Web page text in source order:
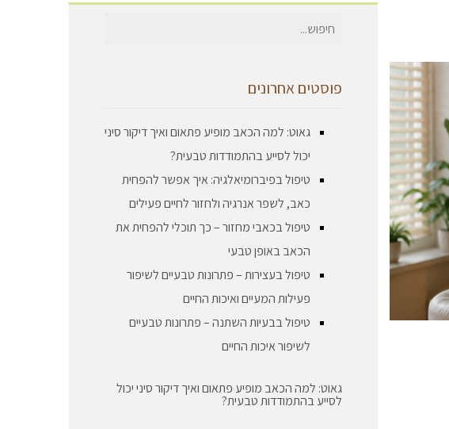
חיפוש
פוסטים אחרונים
גאוט: למה הכאב מופיע פתאום ואיך דיקור סיני
יכול לסייע בהתמודדות טבעית?
טיפול בפיברומיאלגיה: איך אפשר להפחית
כאב, לשפר אנרגיה ולחזור לחיים פעילים
טיפול בכאבי מחזור – כך תוכלי להפחית את
הכאב באופן טבעי
טיפול בעצירות – פתרונות טבעיים לשיפור
פעילות המעיים ואיכות החיים
טיפול בבעיות השתנה – פתרונות טבעיים
לשיפור איכות החיים
גאוט: למה הכאב מופיע פתאום ואיך דיקור סיני יכול
לסייע בהתמודדות טבעית?